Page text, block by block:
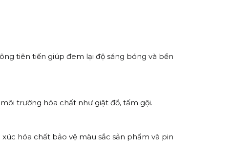
tiên tiến giúp đem lại độ sáng bóng và bền
trường hóa chất như giặt đồ, tấm gội.
hóa chất bảo vệ màu sắc sản phẩm và pin